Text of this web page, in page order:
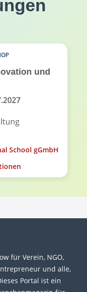
und
School gGmbH
für Ver­ein, NGO,
und alle,
Por­tal ist ein